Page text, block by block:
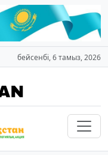
бейсенбі, 6 тамыз, 2026